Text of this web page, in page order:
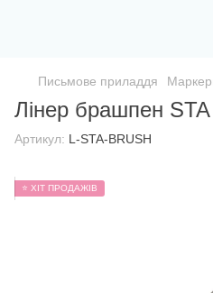
Письмове приладдя
Лінер брашпен
Артикул: L-STA-BRUSH
⭐ ХІТ ПРОДАЖІВ